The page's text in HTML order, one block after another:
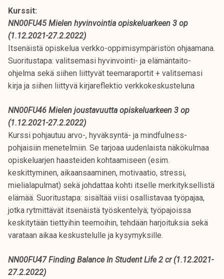
Kurssit:
NN00FU45 Mielen hyvinvointia opiskeluarkeen 3 op
(1.12.2021-27.2.2022)
Itsenäistä opiskelua verkko-oppimisympäristön ohjaamana.
Suoritustapa: valitsemasi hyvinvointi- ja elämäntaito-
ohjelma sekä siihen liittyvät teemaraportit + valitsemasi
kirja ja siihen liittyvä kirjareflektio verkkokeskusteluna
NN00FU46 Mielen joustavuutta opiskeluarkeen 3 op
(1.12.2021-27.2.2022)
Kurssi pohjautuu arvo-, hyväksyntä- ja mindfulness-
pohjaisiin menetelmiin. Se tarjoaa uudenlaista näkökulmaa
opiskeluarjen haasteiden kohtaamiseen (esim.
keskittyminen, aikaansaaminen, motivaatio, stressi,
mielialapulmat) sekä johdattaa kohti itselle merkityksellistä
elämää. Suoritustapa: sisältää viisi osallistavaa työpajaa,
jotka rytmittävät itsenäistä työskentelyä; työpajoissa
keskitytään tiettyihin teemoihin, tehdään harjoituksia sekä
varataan aikaa keskustelulle ja kysymyksille.
NN00FU47 Finding Balance In Student Life 2 cr (1.12.2021-
27.2.2022)